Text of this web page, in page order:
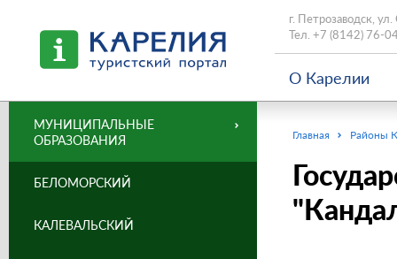
г. Петрозаводск,
Тел. +7 (8142) 76-
О Карелии
Главная Районы
МУНИЦИПАЛЬНЫЕ
ОБРАЗОВАНИЯ
БЕЛОМОРСКИЙ
КАЛЕВАЛЬСКИЙ